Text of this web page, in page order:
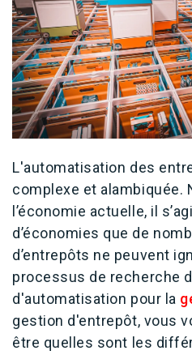
L'automatisation des
complexe et alambiquée.
l’économie actuelle, il
d’économies que de
d’entrepôts ne peuvent
processus de recherche
d'automatisation pour la
gestion d'entrepôt, vous
être quelles sont les